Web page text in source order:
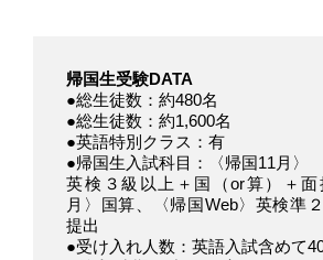
帰国生受験DATA
●総生徒数：約480名
●総生徒数：約1,600名
●英語特別クラス：有
●帰国生入試科目：〈帰国11月〉
英検３級以上＋国（or算）＋面
月〉国算、〈帰国Web〉英検準
提出
●受け入れ人数：英語入試含めて